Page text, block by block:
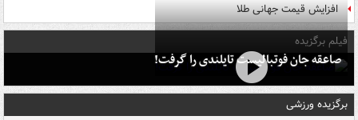
افزایش قیمت جهانی طلا
فیلم برگزیده
صاعقه جان فوتبالیست تایلندی را گرفت!
برگزیده ورزشی